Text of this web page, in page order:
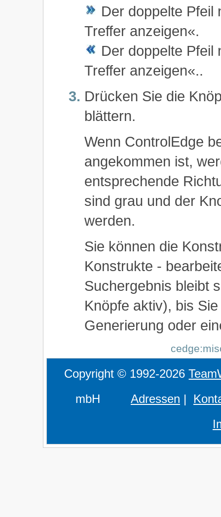
Der doppelte Pfeil
Treffer anzeigen«.
Der doppelte Pfeil
Treffer anzeigen«..
Drücken Sie die
blättern.
Wenn ControlEdge
angekommen ist,
entsprechende
sind grau und der
werden.
Sie können die
Konstrukte -
Suchergebnis bleibt
Knöpfe aktiv), bis
Generierung oder
Copyright © 1992-2026
mbH Adressen |